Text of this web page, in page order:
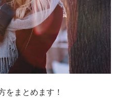
をまとめます！